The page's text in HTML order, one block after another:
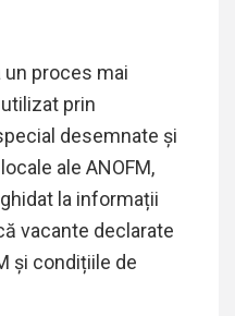
proces mai
prin
desemnate și
ale ANOFM,
la informații
vacante declarate
și condițiile de